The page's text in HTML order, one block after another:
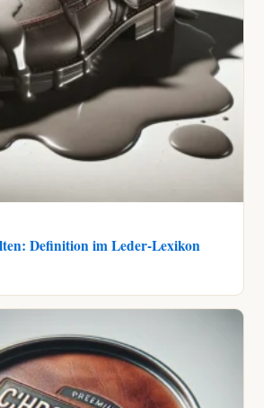
Definition im Leder-Lexikon